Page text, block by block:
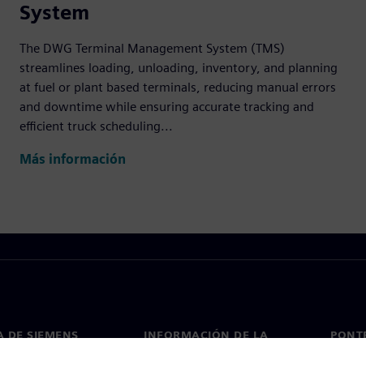
System
The DWG Terminal Management System (TMS)
streamlines loading, unloading, inventory, and planning
at fuel or plant based terminals, reducing manual errors
and downtime while ensuring accurate tracking and
efficient truck scheduling...
Más información
DE SIEMENS
INFORMACIÓN DE LA